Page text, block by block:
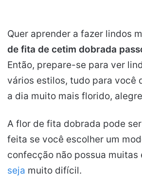
Quer aprender a fazer lindos
de fita de cetim dobrada
Então, prepare-se para ver
vários estilos, tudo para você
a dia muito mais florido,
A flor de fita dobrada pode
feita se você escolher um
confecção não possua muitas
seja muito difícil.